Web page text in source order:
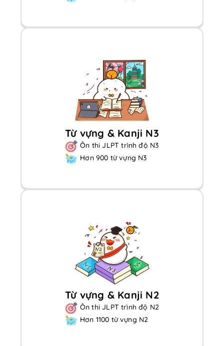
Từ vựng & Kanji N3
Ôn thi JLPT trình độ N3
Hơn 900 từ vựng N3
Từ vựng & Kanji N2
Ôn thi JLPT trình độ N2
Hơn 1100 từ vựng N2